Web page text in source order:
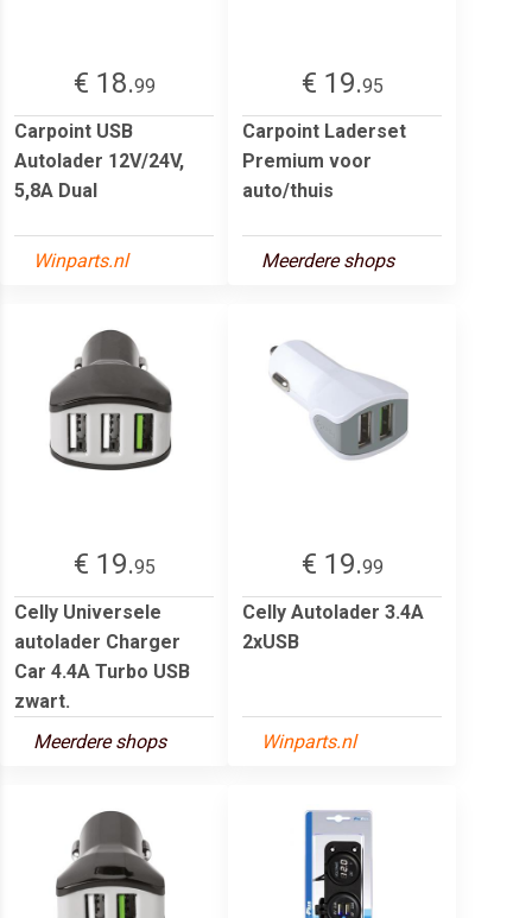
€ 18.99
Carpoint USB
Autolader 12V/24V,
5,8A Dual
Winparts.nl
€ 19.95
Carpoint Laderset
Premium voor
auto/thuis
Meerdere shops
€ 19.95
Celly Universele
autolader Charger
Car 4.4A Turbo USB
zwart.
Meerdere shops
€ 19.99
Celly Autolader 3.4A
2xUSB
Winparts.nl